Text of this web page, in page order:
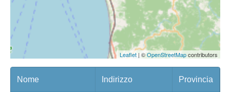
Leaflet| ©OpenStreetMapcontributors
Nome Indirizzo Provincia